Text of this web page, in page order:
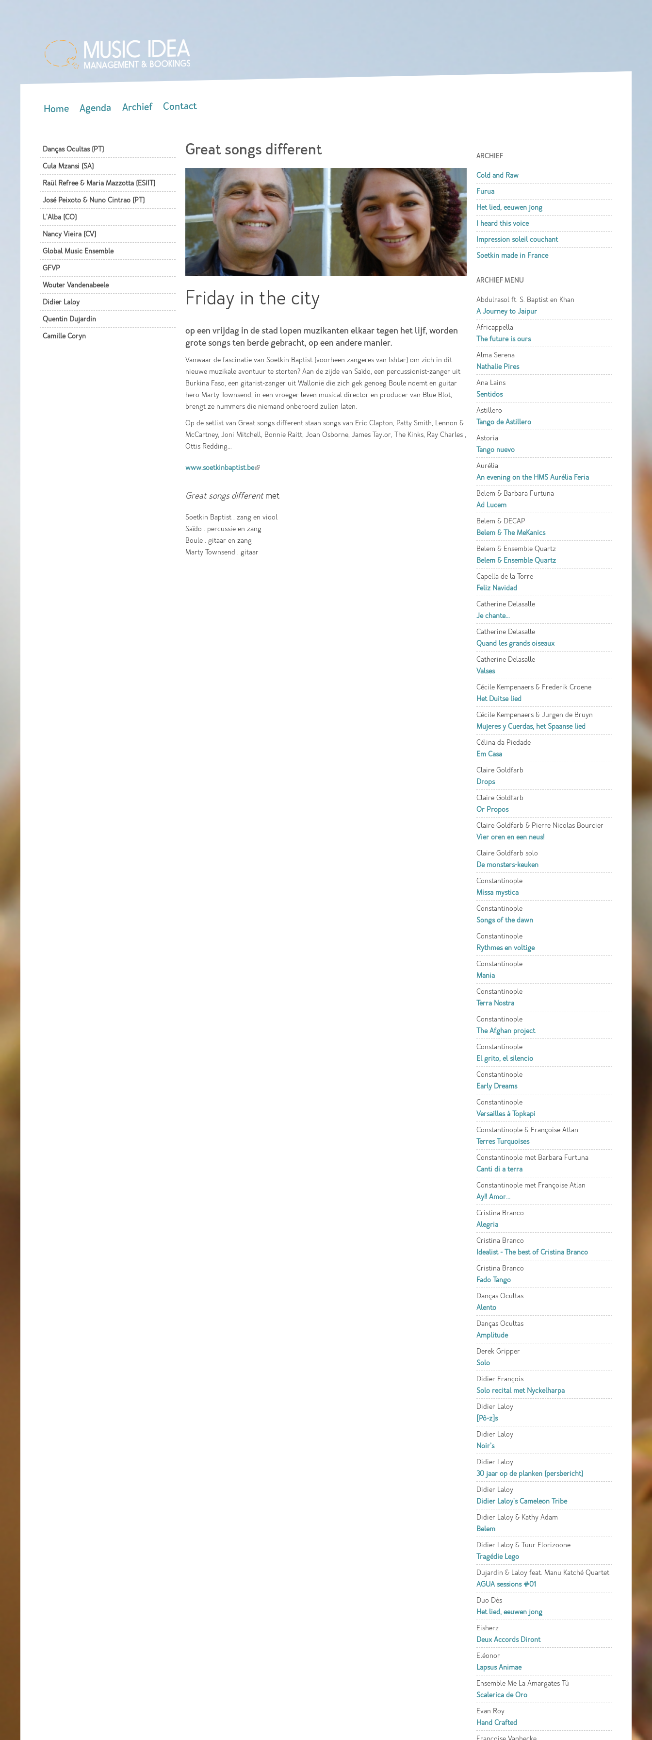
Home Agenda Archief Contact
Danças Ocultas (PT)
Cula Mzansi (SA)
Raül Refree & Maria Mazzotta (ES/IT)
José Peixoto & Nuno Cintrao (PT)
L'Alba (CO)
Nancy Vieira (CV)
Global Music Ensemble
GFVP
Wouter Vandenabeele
Didier Laloy
Quentin Dujardin
Camille Coryn
Great songs different
Friday in the city
op een vrijdag in de stad lopen muzikanten elkaar tegen het lijf, worden
grote songs ten berde gebracht, op een andere manier.
Vanwaar de fascinatie van Soetkin Baptist (voorheen zangeres van Ishtar) om zich in dit
nieuwe muzikale avontuur te storten? Aan de zijde van Saïdo, een percussionist-zanger uit
Burkina Faso, een gitarist-zanger uit Wallonië die zich gek genoeg Boule noemt en guitar
hero Marty Townsend, in een vroeger leven musical director en producer van Blue Blot,
brengt ze nummers die niemand onberoerd zullen laten.
Op de setlist van Great songs different staan songs van Eric Clapton, Patty Smith, Lennon &
McCartney, Joni Mitchell, Bonnie Raitt, Joan Osborne, James Taylor, The Kinks, Ray Charles ,
Ottis Redding...
www.soetkinbaptist.be(link is external)
Great songs different met
Soetkin Baptist . zang en viool
Saïdo . percussie en zang
Boule . gitaar en zang
Marty Townsend . gitaar
ARCHIEF
Cold and Raw
Furua
Het lied, eeuwen jong
I heard this voice
Impression soleil couchant
Soetkin made in France
ARCHIEF MENU
Abdulrasol ft. S. Baptist en Khan
A Journey to Jaipur
Africappella
The future is ours
Alma Serena
Nathalie Pires
Ana Lains
Sentidos
Astillero
Tango de Astillero
Astoria
Tango nuevo
Aurélia
An evening on the HMS Aurélia Feria
Belem & Barbara Furtuna
Ad Lucem
Belem & DECAP
Belem & The MeKanics
Belem & Ensemble Quartz
Belem & Ensemble Quartz
Capella de la Torre
Feliz Navidad
Catherine Delasalle
Je chante...
Catherine Delasalle
Quand les grands oiseaux
Catherine Delasalle
Valses
Cécile Kempenaers & Frederik Croene
Het Duitse lied
Cécile Kempenaers & Jurgen de Bruyn
Mujeres y Cuerdas, het Spaanse lied
Célina da Piedade
Em Casa
Claire Goldfarb
Drops
Claire Goldfarb
Or Propos
Claire Goldfarb & Pierre Nicolas Bourcier
Vier oren en een neus!
Claire Goldfarb solo
De monsters-keuken
Constantinople
Missa mystica
Constantinople
Songs of the dawn
Constantinople
Rythmes en voltige
Constantinople
Mania
Constantinople
Terra Nostra
Constantinople
The Afghan project
Constantinople
El grito, el silencio
Constantinople
Early Dreams
Constantinople
Versailles à Topkapi
Constantinople & Françoise Atlan
Terres Turquoises
Constantinople met Barbara Furtuna
Canti di a terra
Constantinople met Françoise Atlan
Ay!! Amor...
Cristina Branco
Alegria
Cristina Branco
Idealist - The best of Cristina Branco
Cristina Branco
Fado Tango
Danças Ocultas
Alento
Danças Ocultas
Amplitude
Derek Gripper
Solo
Didier François
Solo recital met Nyckelharpa
Didier Laloy
[Pô-z]s
Didier Laloy
Noir’s
Didier Laloy
30 jaar op de planken (persbericht)
Didier Laloy
Didier Laloy's Cameleon Tribe
Didier Laloy & Kathy Adam
Belem
Didier Laloy & Tuur Florizoone
Tragédie Lego
Dujardin & Laloy feat. Manu Katché Quartet
AGUA sessions #01
Duo Dès
Het lied, eeuwen jong
Eisherz
Deux Accords Diront
Eléonor
Lapsus Animae
Ensemble Me La Amargates Tú
Scalerica de Oro
Evan Roy
Hand Crafted